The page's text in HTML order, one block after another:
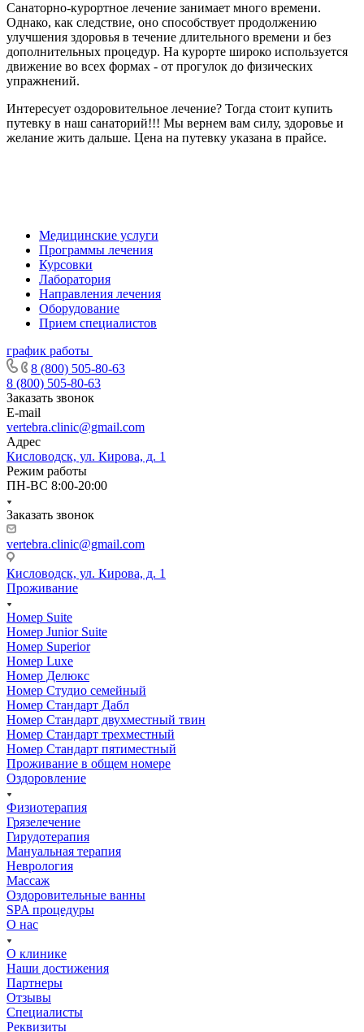
Санаторно-курортное лечение занимает много времени.
Однако, как следствие, оно способствует продолжению
улучшения здоровья в течение длительного времени и без
дополнительных процедур. На курорте широко используется
движение во всех формах - от прогулок до физических
упражнений.
Интересует оздоровительное лечение? Тогда стоит купить
путевку в наш санаторий!!! Мы вернем вам силу, здоровье и
желание жить дальше. Цена на путевку указана в прайсе.
Медицинские услуги
Программы лечения
Курсовки
Лаборатория
Направления лечения
Оборудование
Прием специалистов
график работы
8 (800) 505-80-63
8 (800) 505-80-63
Заказать звонок
E-mail
vertebra.clinic@gmail.com
Адрес
Кисловодск, ул. Кирова, д. 1
Режим работы
ПН-ВС 8:00-20:00
Заказать звонок
vertebra.clinic@gmail.com
Кисловодск, ул. Кирова, д. 1
Проживание
Номер Suite
Номер Junior Suite
Номер Superior
Номер Luxe
Номер Делюкс
Номер Студио семейный
Номер Стандарт Дабл
Номер Стандарт двухместный твин
Номер Стандарт трехместный
Номер Стандарт пятиместный
Проживание в общем номере
Оздоровление
Физиотерапия
Грязелечение
Гирудотерапия
Мануальная терапия
Неврология
Массаж
Оздоровительные ванны
SPA процедуры
О нас
О клинике
Наши достижения
Партнеры
Отзывы
Специалисты
Реквизиты